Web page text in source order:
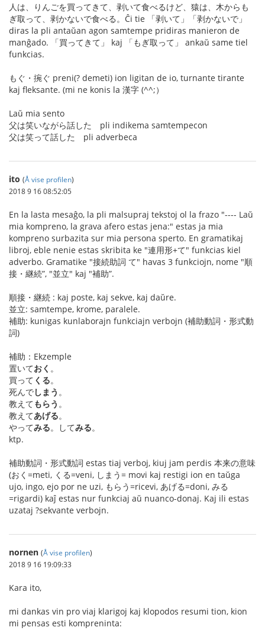
人は、りんごを買ってきて、剥いて食べるけど、猿は、木からも
ぎ取って、剥かないで食べる。Ĉi tie 「剥いて」「剥かないで」
diras la pli antaŭan agon samtempe pridiras manieron de
manĝado. 「買ってきて」 kaj 「もぎ取って」 ankaŭ same tiel
funkcias.
もぐ・捥ぐ preni(? demeti) ion ligitan de io, turnante tirante
kaj fleksante. (mi ne konis la 漢字 (^^;）
Laŭ mia sento
父は笑いながら話した pli indikema samtempecon
父は笑って話した pli adverbeca
ito (Å vise profilen)
2018 9 16 08:52:05
En la lasta mesaĝo, la pli malsupraj tekstoj ol la frazo "---- Laŭ
mia kompreno, la grava afero estas jena:" estas ja mia
kompreno surbazita sur mia persona sperto. En gramatikaj
libroj, eble nenie estas skribita ke "連用形+て" funkcias kiel
adverbo. Gramatike "接続助詞 て" havas 3 funkciojn, nome "順
接・継続”, "並立" kaj "補助”.
順接・継続 : kaj poste, kaj sekve, kaj daŭre.
並立: samtempe, krome, paralele.
補助: kunigas kunlaborajn funkciajn verbojn (補助動詞・形式動
詞)
補助：Ekzemple
置いておく 。
買って くる。
死んでしまう 。
教えてもらう 。
教えてあげる。
やってみる。してみる。
ktp.
補助動詞・形式動詞 estas tiaj verboj, kiuj jam perdis 本来の意味
(おく=meti, くる=veni, しまう= movi kaj restigi ion en taŭga
ujo, ingo, ejo por ne uzi, もらう=ricevi, あげる=doni, みる
=rigardi) kaĵ estas nur funkciaj aŭ nuanco-donaj. Kaj ili estas
uzataj ?sekvante verbojn.
nornen (Å vise profilen)
2018 9 16 19:09:33
Kara ito,
mi dankas vin pro viaj klarigoj kaj klopodos resumi tion, kion
mi pensas esti kompreninta: